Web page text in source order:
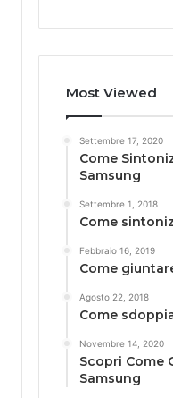
Most Viewed
Settembre 17, 2020
Come
Samsung
Settembre 1, 2018
Come
Febbraio 16, 2019
Come
Agosto 22, 2018
Come
Novembre 14, 2020
Scopri Come
Samsung